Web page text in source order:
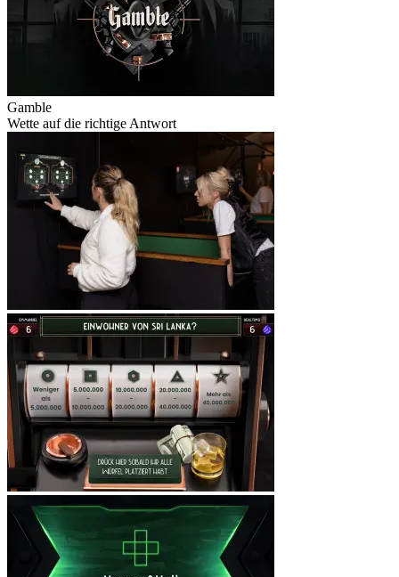
Gamble
Wette auf die richtige Antwort